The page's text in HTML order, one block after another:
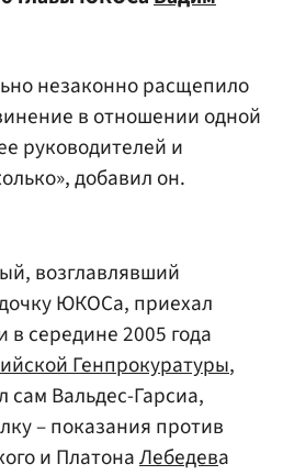
незаконно расщепило
в отношении одной
руководителей и
добавил он.
возглавлявший
ЮКОСа, приехал
середине 2005 года
Генпрокуратуры,
сам Вальдес-Гарсиа,
– показания против
и ПлатонаЛебедева